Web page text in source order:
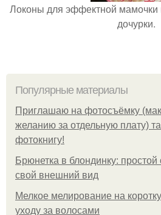
Локоны для эффектной мамочки
дочурки.
Популярные материалы
Приглашаю на фотосъёмку
желанию за отдельную плату)
фотокнигу!
Брюнетка в блондинку: простой
свой внешний вид
Мелкое мелирование на
уходу за волосами